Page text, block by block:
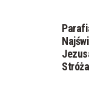
Stróża